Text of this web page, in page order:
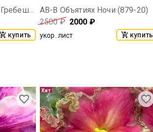
КО-Петушок Золотой Гребешок
купить
АВ-В Объятиях Ночи (879-20)
2500₽ 2000 ₽
укор. лист купить
Хит